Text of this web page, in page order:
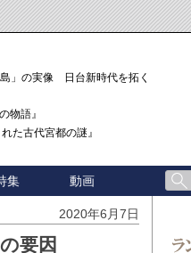
」の実像 日台新時代を拓く「3
物語』
た古代宮都の謎』
集 動画
2020年6月7日
要因